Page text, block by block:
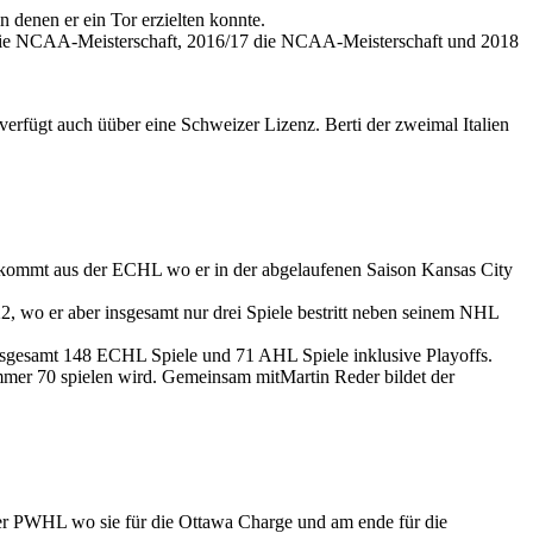
er ein Tor erzielten konnte.
NCAA-Meisterschaft, 2016/17 die NCAA-Meisterschaft und 2018
auch üüber eine Schweizer Lizenz. Berti der zweimal Italien
aus der ECHL wo er in der abgelaufenen Saison Kansas City
er aber insgesamt nur drei Spiele bestritt neben seinem NHL
148 ECHL Spiele und 71 AHL Spiele inklusive Playoffs.
70 spielen wird. Gemeinsam mitMartin Reder bildet der
PWHL wo sie für die Ottawa Charge und am ende für die